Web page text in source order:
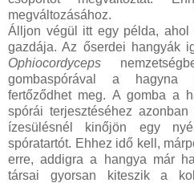
megváltozásához.
Álljon végül itt egy példa, ahol
gazdája. Az őserdei hangyák
Ophiocordyceps
gombaspórával a hagyna
fertőződhet meg. A gomba a
spórái terjesztéséhez
ízesülésnél kinőjön egy
spóratartót. Ehhez idő kell,
erre, addigra a hangya már
társai gyorsan kiteszik a